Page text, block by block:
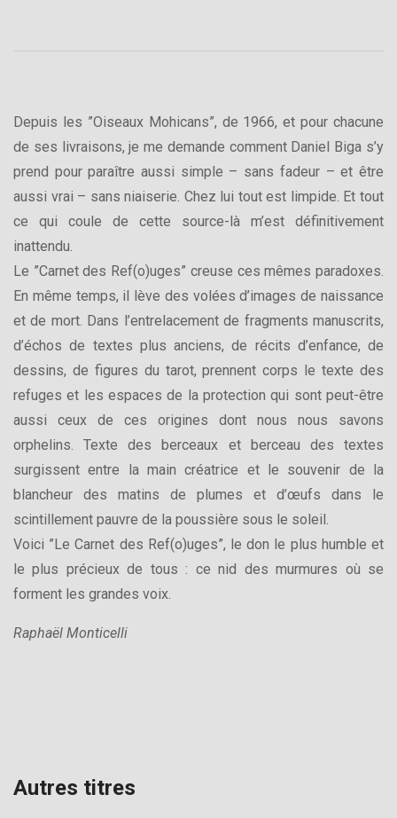
Depuis les ”Oiseaux Mohicans”, de 1966, et pour chacune
de ses livraisons, je me demande comment Daniel Biga s’y
prend pour paraître aussi simple – sans fadeur – et être
aussi vrai – sans niaiserie. Chez lui tout est limpide. Et tout
ce qui coule de cette source-là m’est définitivement
inattendu.
Le ”Carnet des Ref(o)uges” creuse ces mêmes paradoxes.
En même temps, il lève des volées d’images de naissance
et de mort. Dans l’entrelacement de fragments manuscrits,
d’échos de textes plus anciens, de récits d’enfance, de
dessins, de figures du tarot, prennent corps le texte des
refuges et les espaces de la protection qui sont peut-être
aussi ceux de ces origines dont nous nous savons
orphelins. Texte des berceaux et berceau des textes
surgissent entre la main créatrice et le souvenir de la
blancheur des matins de plumes et d’œufs dans le
scintillement pauvre de la poussière sous le soleil.
Voici ”Le Carnet des Ref(o)uges”, le don le plus humble et
le plus précieux de tous : ce nid des murmures où se
forment les grandes voix.
Raphaël Monticelli
Autres titres